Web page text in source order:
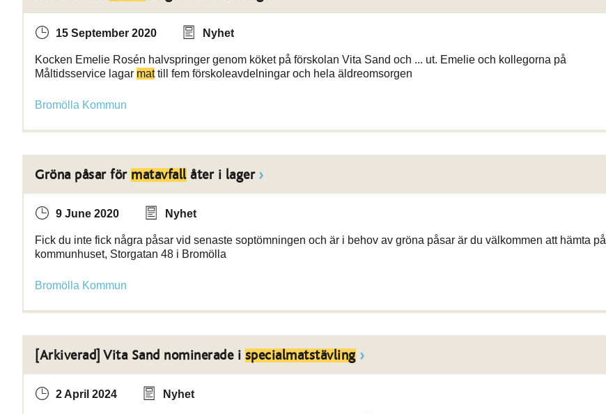
15 September 2020 Nyhet
Kocken Emelie Rosén halvspringer genom köket på förskolan Vita Sand och ... ut. Emelie och kollegorna på
Måltidsservice lagar mattill fem förskoleavdelningar och hela äldreomsorgen
Bromölla Kommun
Gröna påsar för matavfallåter i lager
9 June 2020 Nyhet
Fick du inte fick några påsar vid senaste soptömningen och är i behov av gröna påsar är du välkommen att hämta på
kommunhuset, Storgatan 48 i Bromölla
Bromölla Kommun
[Arkiverad] Vita Sand nominerade i specialmatstävling
2 April 2024 Nyhet